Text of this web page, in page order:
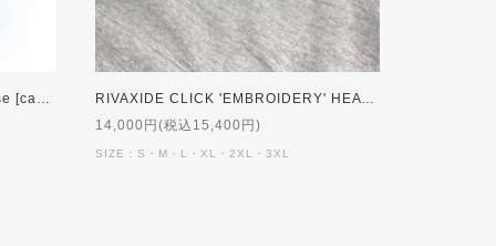
RIVAXIDE CLICK 'EMBROIDERY' HEAVY WEIGHT Hoodie [GREY]【受注生産】
14,000円(税込15,400円)
SIZE：S・M・L・XL・2XL・3XL